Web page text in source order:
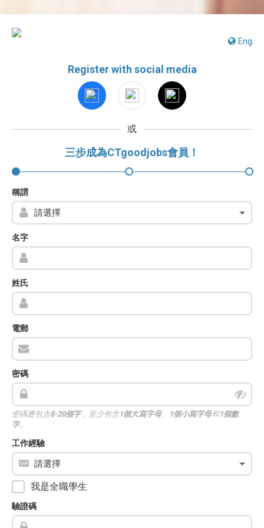
Eng
Register with social media
或
三步成為CTgoodjobs會員！
稱謂
名字
姓氏
電郵
密碼
密碼應包含8-20個字，至少包含1個大寫字母、 1個小寫字母和1個數
字。
工作經驗
我是全職學生
驗證碼